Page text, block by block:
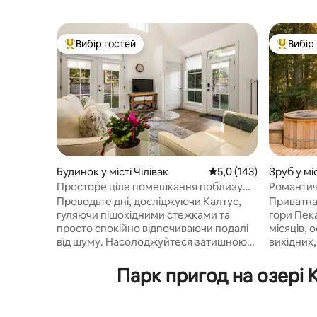
Топ вибір гостей
Вибір гостей
Будинок у місті Чілівак Середня оцінка: 5,0 з
5,0 (143)
Просторе ціле помешкання поблизу
Калтус-АС із власним патіо
Проводьте дні, досліджуючи Калтус,
гуляючи пішохідними стежками та
просто спокійно відпочиваючи подалі
від шуму. Насолоджуйтеся затишною
можна чудово відпочити. • 🏡 Повністю
приватний 2-поверховий будинок –
Топ
Зруб у
2 осіб |
гори
місяців,
Парк пригод на озері